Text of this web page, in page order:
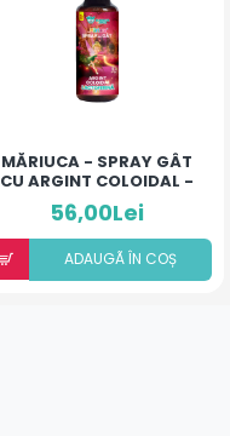
MĂRIUCA - SPRAY GÂT
CU ARGINT COLOIDAL -
LACTOFERINĂ
56,00Lei
ADAUGÃ ÎN COȘ